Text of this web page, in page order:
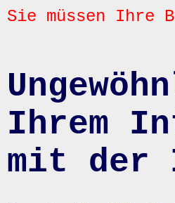
Sie müssen Ihre
Ihrem
mit der